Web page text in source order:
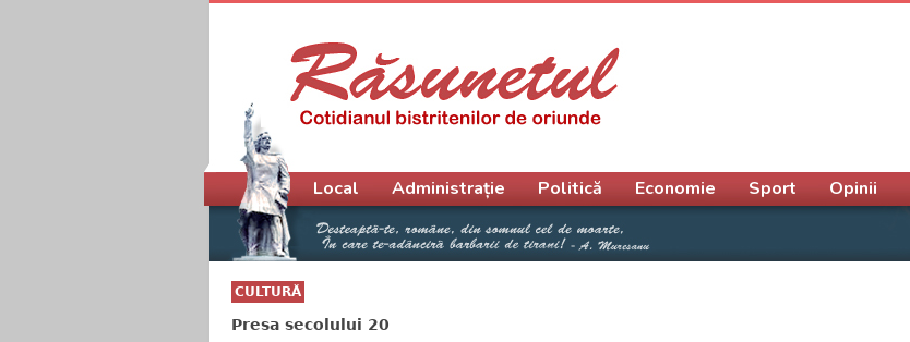
CULTURĂ
Presa secolului 20
Meniu principal
Local Administrație Politică Economie Sport Opinii